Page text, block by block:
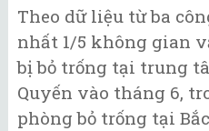
Theo dữ liệu từ ba
nhất 1/5 không gian
bị bỏ trống tại trung
Quyến vào tháng 6,
phòng bỏ trống tại